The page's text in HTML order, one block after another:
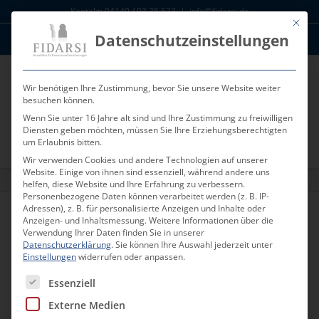
Inhalt
Kontakt: 04149 / 93 35 533 | info@fidarsi.de
News Kunden Log-In
Depot Empfehlung Januar 2017
Zurück Vor
Depot Empfehlung Januar 2017
FIDARSI empfiehlt aktuell folgende
Mit
Datenschutzeinstellungen
Wir benötigen Ihre Zustimmung, bevor Sie unsere Website weiter
besuchen können.
Wenn Sie unter 16 Jahre alt sind und Ihre Zustimmung zu freiwilligen
Diensten geben möchten, müssen Sie Ihre Erziehungsberechtigten
um Erlaubnis bitten.
Wir verwenden Cookies und andere Technologien auf unserer
Website. Einige von ihnen sind essenziell, während andere uns
helfen, diese Website und Ihre Erfahrung zu verbessern.
Personenbezogene Daten können verarbeitet werden (z. B. IP-
Adressen), z. B. für personalisierte Anzeigen und Inhalte oder
Anzeigen- und Inhaltsmessung.Weitere Informationen über die
Verwendung Ihrer Daten finden Sie in unserer
Datenschutzerklärung.Sie können Ihre Auswahl jederzeit unter
Einstellungenwiderrufen oder anpassen.
Es folgt eine Liste der Service-Gruppen, für die eine
Essenziell
Externe Medien